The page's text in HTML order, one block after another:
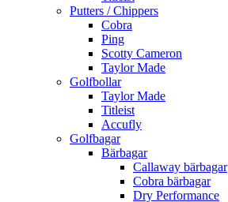
Putters / Chippers
Cobra
Ping
Scotty Cameron
Taylor Made
Golfbollar
Taylor Made
Titleist
Accufly
Golfbagar
Bärbagar
Callaway bärbagar
Cobra bärbagar
Dry Performance